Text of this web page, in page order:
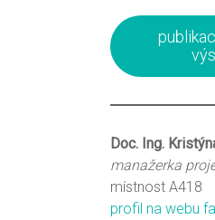
Doc. Ing.
manažerka
místnost A418
profil na webu